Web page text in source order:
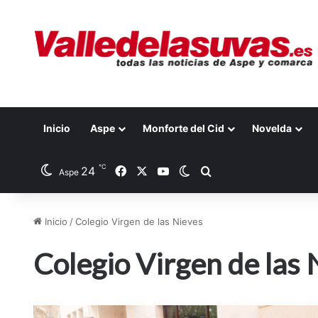
Inicio Aspe Monforte del Cid Novelda
Aspe 24 ℃ FacebookYouTubeSwitch skin
Inicio /Colegio Virgen de las Nieves
Colegio Virgen de las